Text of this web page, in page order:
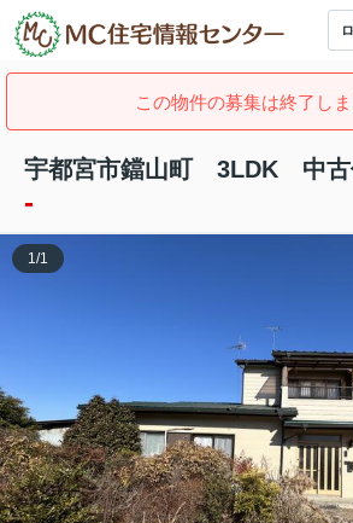
この物件の募集は終了しま
宇都宮市鐺山町 3LDK 中古
-
1/1